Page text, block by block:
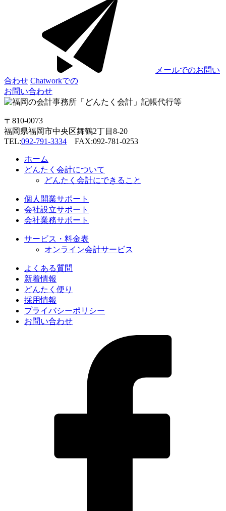
メールでのお問い
合わせ Chatworkでの
お問い合わせ
〒810-0073
福岡県福岡市中央区舞鶴2丁目8-20
TEL:092-791-3334 FAX:092-781-0253
ホーム
どんたく会計について
どんたく会計にできること
個人開業サポート
会社設立サポート
会社業務サポート
サービス・料金表
オンライン会計サービス
よくある質問
新着情報
どんたく便り
採用情報
プライバシーポリシー
お問い合わせ